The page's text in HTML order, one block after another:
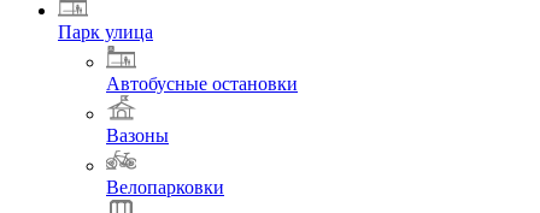
Парк улица
Автобусные остановки
Вазоны
Велопарковки